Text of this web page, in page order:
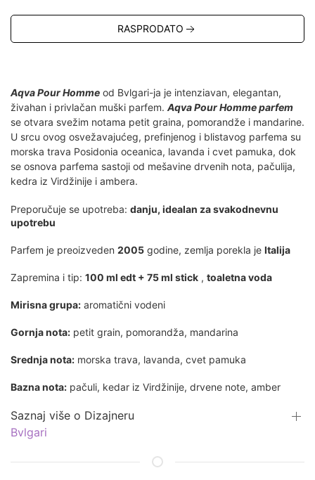
RASPRODATO
Aqva Pour Homme od Bvlgari-ja je intenziavan, elegantan,
živahan i privlačan muški parfem. Aqva Pour Homme parfem
se otvara svežim notama petit graina, pomorandže i mandarine.
U srcu ovog osvežavajućeg, prefinjenog i blistavog parfema su
morska trava Posidonia oceanica, lavanda i cvet pamuka, dok
se osnova parfema sastoji od mešavine drvenih nota, pačulija,
kedra iz Virdžinije i ambera.
Preporučuje se upotreba: danju, idealan za svakodnevnu
upotrebu
Parfem je preoizveden 2005 godine, zemlja porekla je Italija
Zapremina i tip: 100 ml edt + 75 ml stick , toaletna voda
Mirisna grupa: aromatični vodeni
Gornja nota: petit grain, pomorandža, mandarina
Srednja nota: morska trava, lavanda, cvet pamuka
Bazna nota: pačuli, kedar iz Virdžinije, drvene note, amber
Saznaj više o Dizajneru
Bvlgari